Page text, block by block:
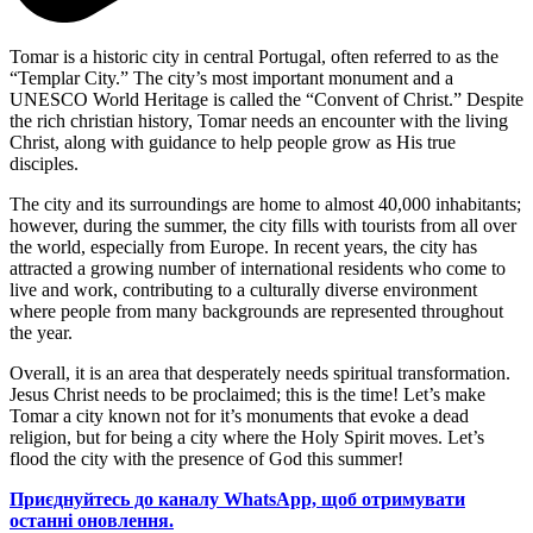
Tomar is a historic city in central Portugal, often referred to as the
“Templar City.” The city’s most important monument and a
UNESCO World Heritage is called the “Convent of Christ.” Despite
the rich christian history, Tomar needs an encounter with the living
Christ, along with guidance to help people grow as His true
disciples.
The city and its surroundings are home to almost 40,000 inhabitants;
however, during the summer, the city fills with tourists from all over
the world, especially from Europe. In recent years, the city has
attracted a growing number of international residents who come to
live and work, contributing to a culturally diverse environment
where people from many backgrounds are represented throughout
the year.
Overall, it is an area that desperately needs spiritual transformation.
Jesus Christ needs to be proclaimed; this is the time! Let’s make
Tomar a city known not for it’s monuments that evoke a dead
religion, but for being a city where the Holy Spirit moves. Let’s
flood the city with the presence of God this summer!
Приєднуйтесь до каналу WhatsApp, щоб отримувати
останні оновлення.